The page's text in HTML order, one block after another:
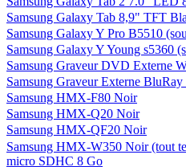
Samsung Galaxy Tab 8,9" TFT
Samsung Galaxy Y Pro B5510
Samsung Galaxy Y Young s5360
Samsung Graveur DVD Externe
Samsung Graveur Externe
Samsung HMX-F80 Noir
Samsung HMX-Q20 Noir
Samsung HMX-QF20 Noir
Samsung HMX-W350 Noir (tout
micro SDHC 8 Go